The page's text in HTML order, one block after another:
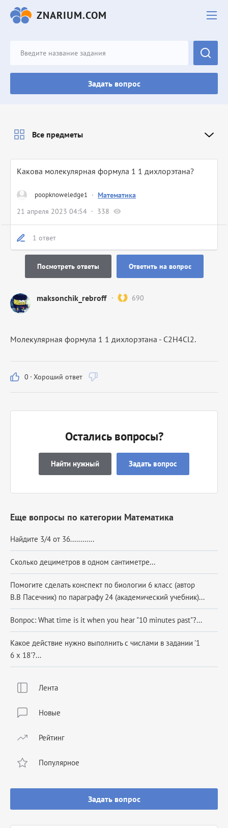
ZNARIUM.COM
Задать вопрос
Лента
Новые
Рейтинг
Популярное
Задать вопрос
poopknoweledge1 · Математика
21 апреля 2023 04:54
338
Какова молекулярная формула 1 1 дихлорэтана?
1 ответ
Посмотреть ответы Ответить на вопрос
maksonchik_rebroff 690
Молекулярная формула 1 1 дихлорэтана - C2H4Cl2.
0 · Хороший ответ
Остались вопросы?
Найти нужный Задать вопрос
Еще вопросы по категории Математика
Найдите 3/4 от 36............
Сколько дециметров в одном сантиметре...
Помогите сделать конспект по биологии 6 класс (автор
В.В Пасечник) по параграфу 24 (академический учебник)...
Вопрос: What time is it when you hear "10 minutes past"?...
Какое действие нужно выполнить с числами в задании '1
6 x 18'?...
Все предметы